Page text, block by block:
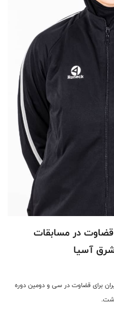
در مسابقات
آسیا
برای قضاوت در سی و دومین دوره